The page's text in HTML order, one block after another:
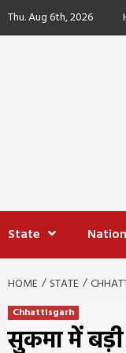
Skip
toThu. Aug 6th, 2026
State
HOME STATE
Chhattisgarh
सुकमा में